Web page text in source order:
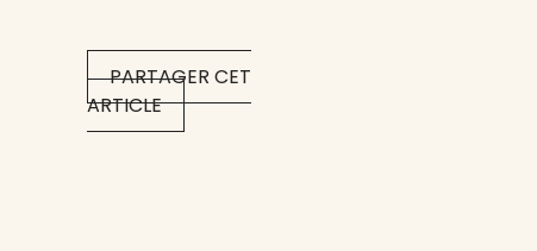
PARTAGER CET
ARTICLE